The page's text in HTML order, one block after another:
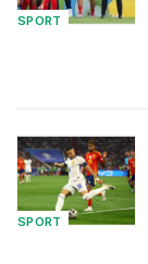
SPORT
SPORT